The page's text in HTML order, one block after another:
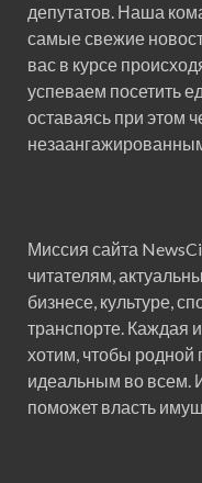
депутатов. Наша
самые свежие
вас в курсе
успеваем посетить
оставаясь при этом
Миссия сайта
читателям,
бизнесе, культуре,
транспорте. Каждая
хотим, чтобы родной
идеальным во всем.
поможет власть